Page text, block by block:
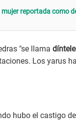
reportada como
"se llama
Los yarus
hubo el castigo